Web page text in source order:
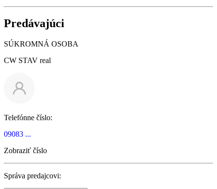
Predávajúci
SÚKROMNÁ OSOBA
CW STAV real
Telefónne číslo:
09083 ...
Zobraziť číslo
Správa predajcovi: